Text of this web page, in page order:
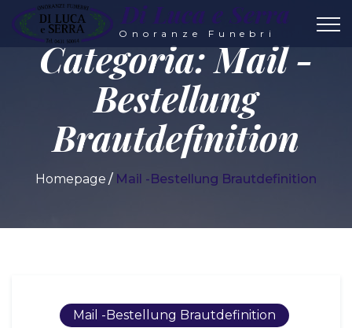
Di Luca e Serra
Onoranze Funebri
Categoria:Mail -
Bestellung
Brautdefinition
Homepage Mail -Bestellung Brautdefinition
Mail -Bestellung Brautdefinition